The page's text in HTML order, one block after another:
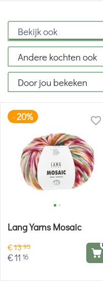
Bekijk ook
Andere kochten ook
Door jou bekeken
-20%
Lang Yarns Mosaic
€1395
€11 16